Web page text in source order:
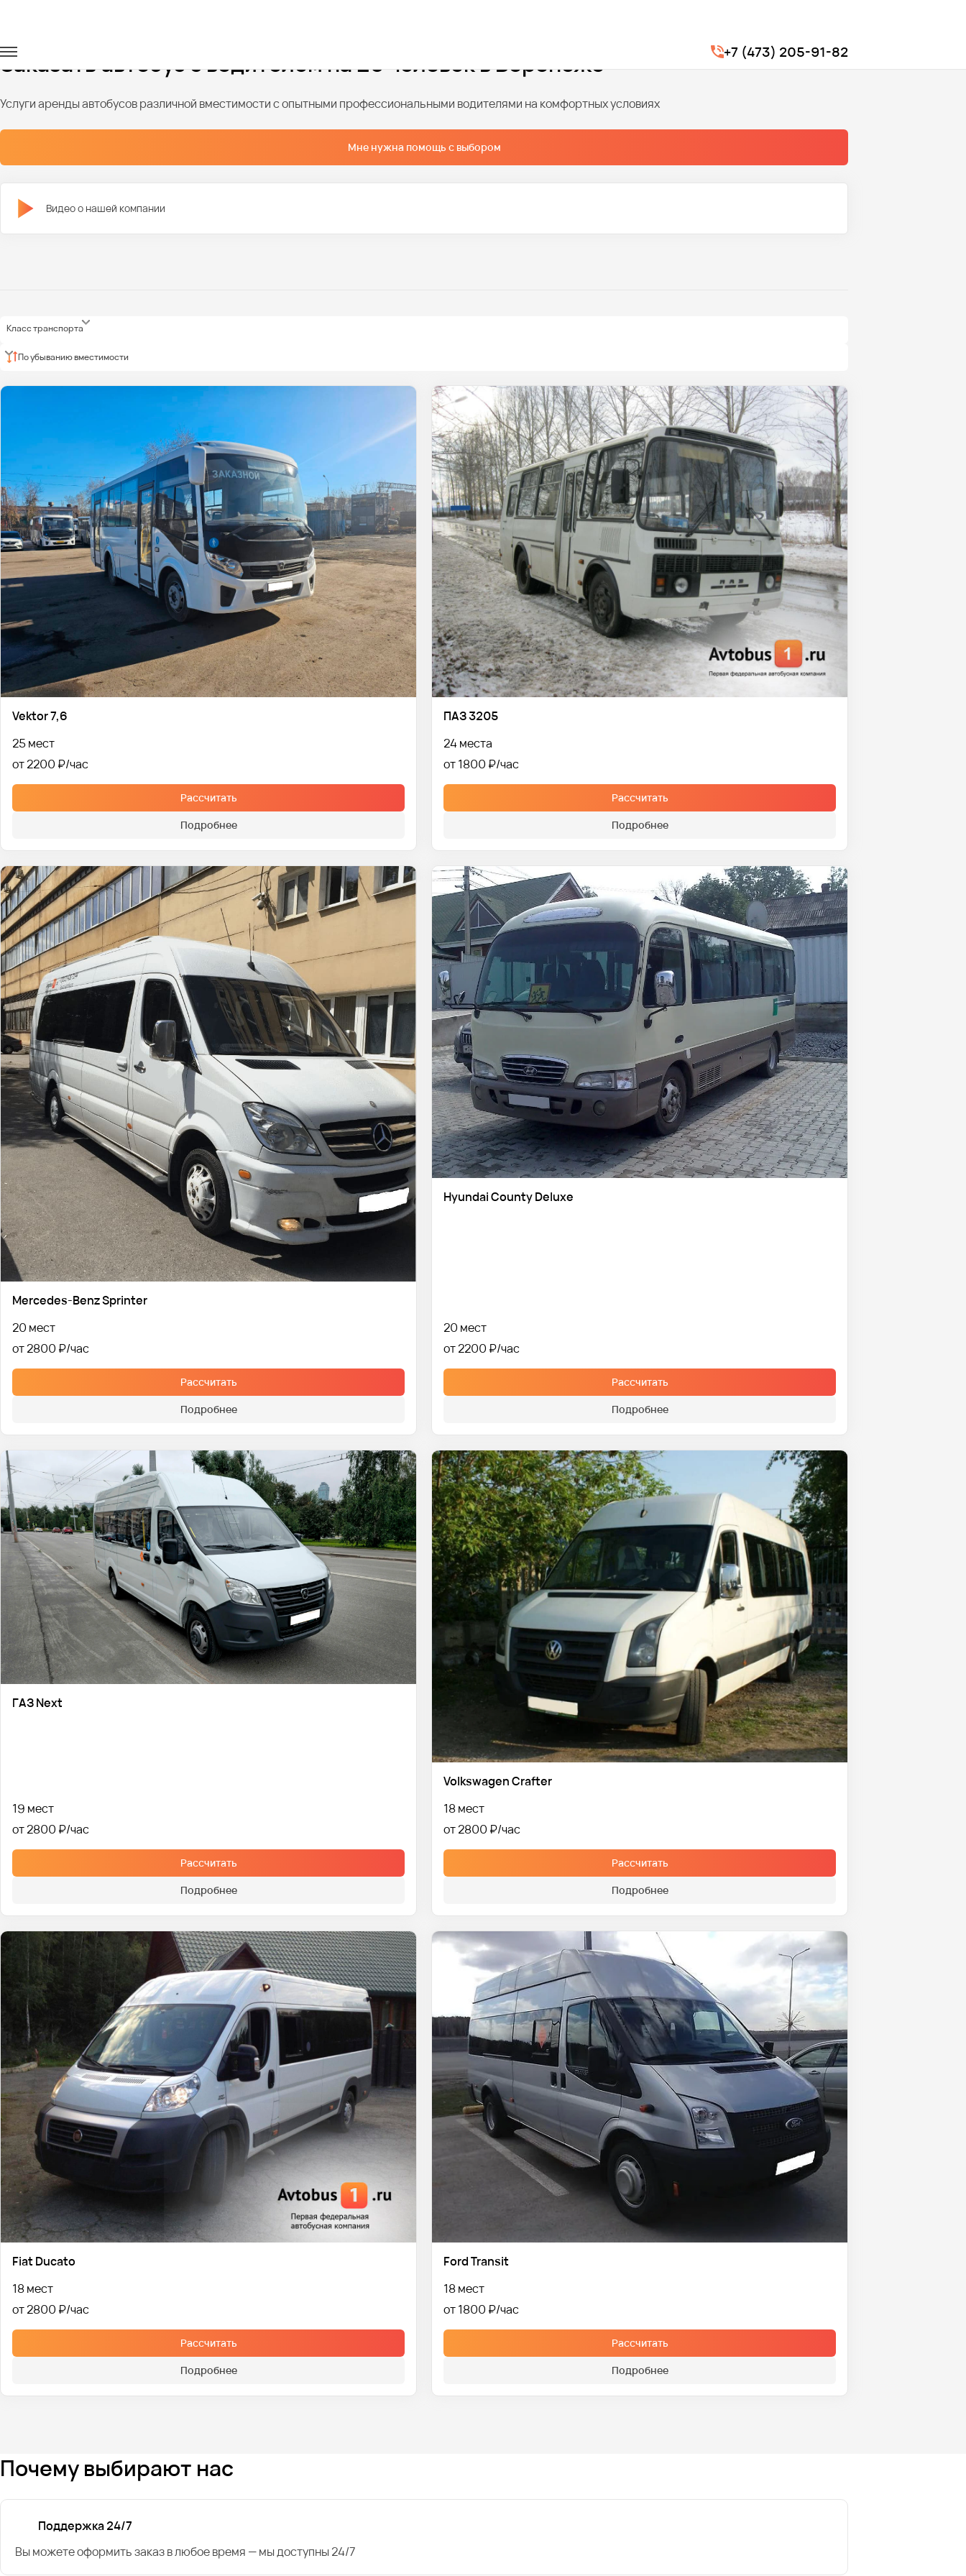
+7 (473) 205-91-82
Заказать автобус с водителем на 20 человек в Воронеже
Услуги аренды автобусов различной вместимости с опытными профессиональными водителями на комфортных условиях
Мне нужна помощь с выбором
Видео о нашей компании
Класс транспорта
По убыванию вместимости
Vektor 7,6
25 мест
от 2200 ₽
Рассчитать
Подробнее
ПАЗ 3205
24 места
от 1800 ₽
Рассчитать
Подробнее
Mercedes-Benz Sprinter
20 мест
от 2800 ₽
Рассчитать
Подробнее
Hyundai County Deluxe
20 мест
от 2200 ₽
Рассчитать
Подробнее
ГАЗ Next
19 мест
от 2800 ₽
Рассчитать
Подробнее
Volkswagen Crafter
18 мест
от 2800 ₽
Рассчитать
Подробнее
Fiat Ducato
18 мест
от 2800 ₽
Рассчитать
Подробнее
Ford Transit
18 мест
от 1800 ₽
Рассчитать
Подробнее
Почему выбирают нас
Поддержка 24/7
Вы можете оформить заказ в любое время — мы доступны 24/7